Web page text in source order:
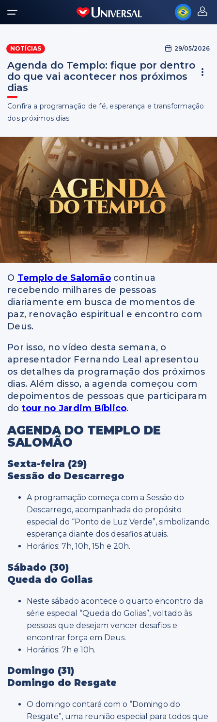
NOTÍCIAS 29/05/2026
Agenda do Templo: fique por dentro
do que vai acontecer nos próximos
dias
Confira a programação de fé, esperança e transformação
dos próximos dias
O Templo de Salomãocontinua
recebendo milhares de pessoas
diariamente em busca de momentos de
paz, renovação espiritual e encontro com
Deus.
Por isso, no vídeo desta semana, o
apresentador Fernando Leal apresentou
os detalhes da programação dos próximos
dias. Além disso, a agenda começou com
depoimentos de pessoas que participaram
do tour no Jardim Bíblico.
AGENDA DO TEMPLO DE
SALOMÃO
Sexta-feira (29)
Sessão do Descarrego
A programação começa com a Sessão do
Descarrego, acompanhada do propósito
especial do “Ponto de Luz Verde”, simbolizando
esperança diante dos desafios atuais.
Horários: 7h, 10h, 15h e 20h.
Sábado (30)
Queda do Golias
Neste sábado acontece o quarto encontro da
série especial “Queda do Golias”, voltado às
pessoas que desejam vencer desafios e
encontrar força em Deus.
Horários: 7h e 10h.
Domingo (31)
Domingo do Resgate
O domingo contará com o “Domingo do
Resgate”, uma reunião especial para todos que